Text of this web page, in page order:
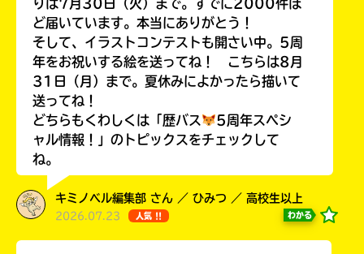
Loading. ..
りは7月30日（火）まで。すでに2000件ほ
ど届いています。本当にありがとう！
そして、イラストコンテストも開さい中。5周
年をお祝いする絵を送ってね！ こちらは8月
31日（月）まで。夏休みによかったら描いて
送ってね！
どちらもくわしくは「歴バス
5周年スペシ
ャル情報！」のトピックスをチェックして
ね。
キミノベル編集部 さん ／ ひみつ ／ 高校生以上
2026.07.23 人気 !! わかる